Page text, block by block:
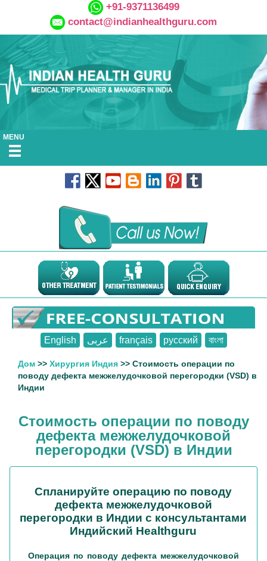
+91-9371136499
contact@indianhealthguru.com
MENU
English عربى français русский বাংলা
Дом >> Хирургия Индия >> Стоимость операции по
поводу дефекта межжелудочковой перегородки (VSD) в
Индии
Стоимость операции по поводу
дефекта межжелудочковой
перегородки (VSD) в Индии
Спланируйте операцию по поводу
дефекта межжелудочковой
перегородки в Индии с консультантами
Индийский Healthguru
Операция по поводу дефекта межжелудочковой